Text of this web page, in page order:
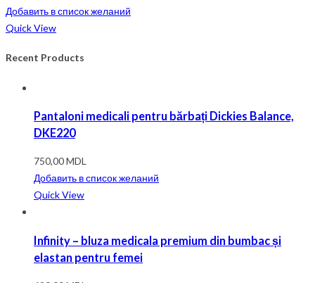
Добавить в список желаний
Quick View
Recent Products
Pantaloni medicali pentru bărbați Dickies Balance,
DKE220
750,00MDL
Добавить в список желаний
Quick View
Infinity – bluza medicala premium din bumbac și
elastan pentru femei